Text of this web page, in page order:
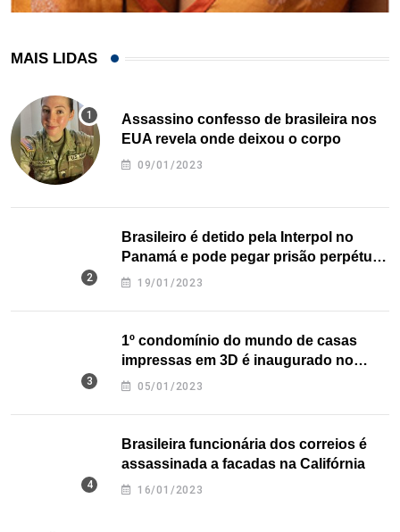
MAIS LIDAS
Assassino confesso de brasileira nos
EUA revela onde deixou o corpo
09/01/2023
Brasileiro é detido pela Interpol no
Panamá e pode pegar prisão perpétua
nos EUA
19/01/2023
1º condomínio do mundo de casas
impressas em 3D é inaugurado no
Texas
05/01/2023
Brasileira funcionária dos correios é
assassinada a facadas na Califórnia
16/01/2023